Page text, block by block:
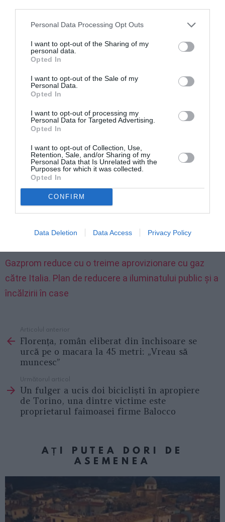
Personal Data Processing Opt Outs
I want to opt-out of the Sharing of my
personal data.
Opted In
I want to opt-out of the Sale of my
Personal Data.
Opted In
I want to opt-out of processing my
Personal Data for Targeted Advertising.
Opted In
I want to opt-out of Collection, Use,
Retention, Sale, and/or Sharing of my
Personal Data that Is Unrelated with the
Purposes for which it was collected.
Opted In
CONFIRM
Data Deletion Data Access Privacy Policy
muncă și mergem acum cu instalațiile în martie și
aprilie 2023”, avertizează Cristina Salvetti de la „La
Fornace” din Pescantina, dealer al principalelor mărci
internaționale de sobe pe lemne și peleți.
proprietarul „ Arte Calore ” din San Pietro in Cariano
(Verona) -; piața începuse să crească chiar înainte de
izbucnirea războiului din Ucraina; lemnul a crescut cu
50%, peleții au crescut, fierul și oțelul au înregistrat
creșteri de până la 15% la fiecare două luni. În acest
ritm, cu prețul gazului în creștere constantă și cu
perspectiva unei raționalizări, în decembrie oamenii
livrările, mergem în primăvara anului 2023”.
Gazprom reduce cu o treime aprovizionare cu gaz
către Italia. Plan de reducere a iluminatului public și a
încălzirii în case
more
Articolul anterior
Florența, român eliberat din închisoare se
urcă pe o macara la 45 metri: „Vreau să
muncesc”
Următorul articol
Un fulger a ucis doi bicicliști în apropiere
de Torino, una dintre victime este
proprietarul faimoasei firme Balocco
AȚI PUTEA DORI DE
ASEMENEA